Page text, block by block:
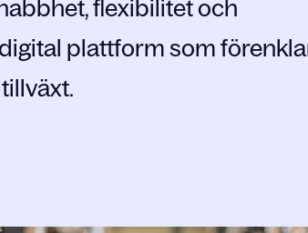
flexibilitet och
plattform som